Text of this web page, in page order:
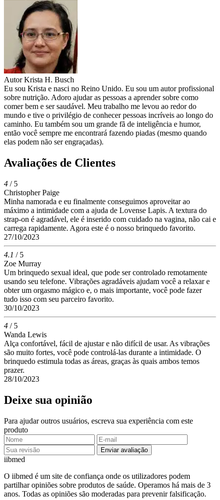
Autor Krista H. Busch
Eu sou Krista e nasci no Reino Unido. Eu sou um autor profissional
sobre nutrição. Adoro ajudar as pessoas a aprender sobre como
comer bem e ser saudável. Meu trabalho me levou ao redor do
mundo e tive o privilégio de conhecer pessoas incríveis ao longo do
caminho. Eu também sou um grande fã de inteligência e humor,
então você sempre me encontrará fazendo piadas (mesmo quando
elas podem não ser engraçadas).
Avaliações de Clientes
4 / 5
Christopher Paige
Minha namorada e eu finalmente conseguimos aproveitar ao
máximo a intimidade com a ajuda de Lovense Lapis. A textura do
strap-on é agradável, ele é inserido com cuidado na vagina, não cai e
carrega rapidamente. Agora este é o nosso brinquedo favorito.
27/10/2023
4.1 / 5
Zoe Murray
Um brinquedo sexual ideal, que pode ser controlado remotamente
usando seu telefone. Vibrações agradáveis ajudam você a relaxar e
obter um orgasmo mágico e, o mais importante, você pode fazer
tudo isso com seu parceiro favorito.
30/10/2023
4 / 5
Wanda Lewis
Alça confortável, fácil de ajustar e não difícil de usar. As vibrações
são muito fortes, você pode controlá-las durante a intimidade. O
brinquedo estimula todas as áreas, graças às quais ambos temos
prazer.
28/10/2023
Deixe sua opinião
Para ajudar outros usuários, escreva sua experiência com este
produto
Enviar avaliação
iibmed
O iibmed é um site de confiança onde os utilizadores podem
partilhar opiniões sobre produtos de saúde. Operamos há mais de 3
anos. Todas as opiniões são moderadas para prevenir falsificação.